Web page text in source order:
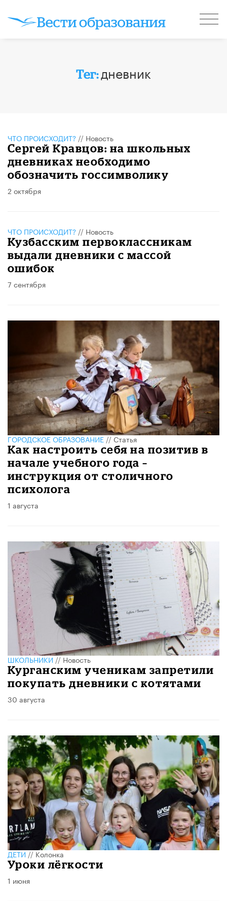
Тег:дневник
ЧТО ПРОИСХОДИТ? // Новость
Сергей Кравцов: на школьных
дневниках необходимо
обозначить госсимволику
2 октября
ЧТО ПРОИСХОДИТ? // Новость
Кузбасским первоклассникам
выдали дневники с массой
ошибок
7 сентября
ГОРОДСКОЕ ОБРАЗОВАНИЕ//Статья
Как настроить себя на позитив в
начале учебного года –
инструкция от столичного
психолога
1 августа
ШКОЛЬНИКИ//Новость
Курганским ученикам запретили
покупать дневники с котятами
30 августа
ДЕТИ//Колонка
Уроки лёгкости
1 июня